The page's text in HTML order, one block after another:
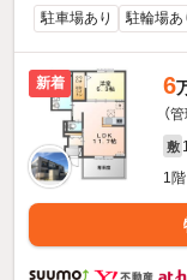
駐車場あり 駐輪場あ
新着 6
（
敷
1